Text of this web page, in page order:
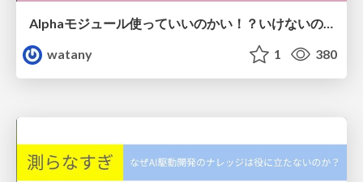
Alphaモジュール使っていいのかい！？いけないのかい！？どっちなんだいっ！？
watany
1 380